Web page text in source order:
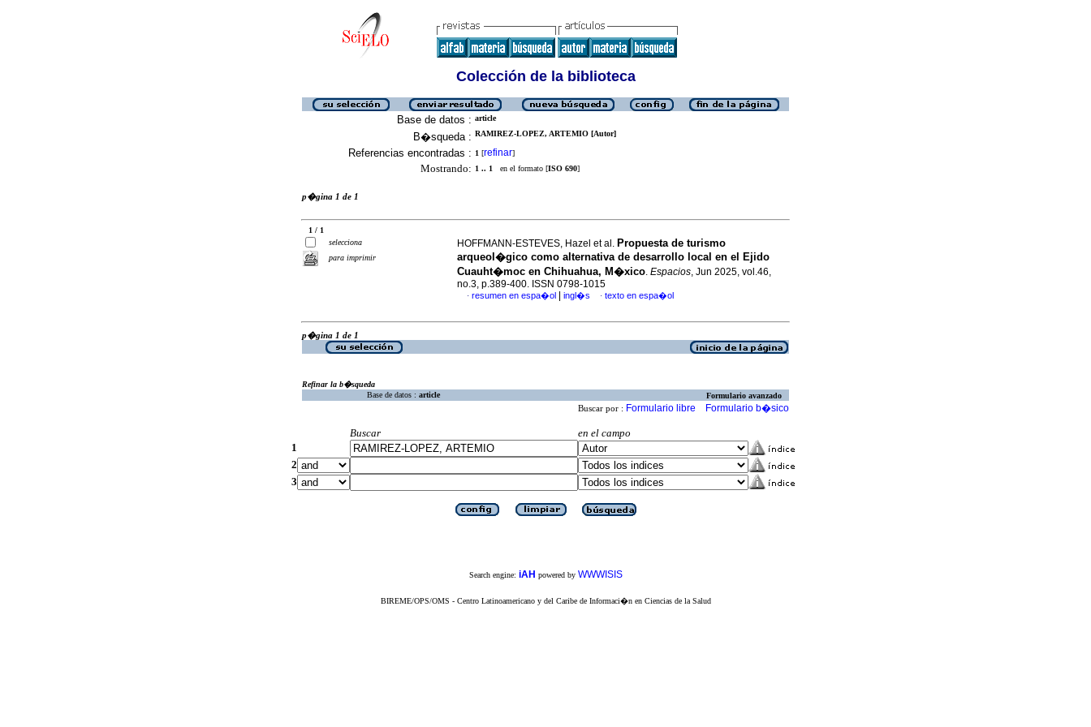
Colección de la biblioteca
Base de datos : article
B�squeda : RAMIREZ-LOPEZ, ARTEMIO [Autor]
Referencias encontradas : 1 [refinar]
Mostrando: 1 .. 1 en el formato [ISO 690]
p�gina 1 de 1
1 / 1
selecciona
para imprimir
HOFFMANN-ESTEVES, Hazel et al. Propuesta de turismo
arqueol�gico como alternativa de desarrollo local en el Ejido
Cuauht�moc en Chihuahua, M�xico. Espacios, Jun 2025, vol.46,
no.3, p.389-400. ISSN 0798-1015
· resumen en espa�ol ingl�s · texto en espa�ol
p�gina 1 de 1
Refinar la b�squeda
Base de datos : article Formulario avanzado
Buscar por : Formulario libre Formulario b�sico
Buscar
en el campo
1
2
3
Search engine: iAH powered by WWWISIS
BIREME/OPS/OMS - Centro Latinoamericano y del Caribe de Informaci�n en Ciencias de la Salud